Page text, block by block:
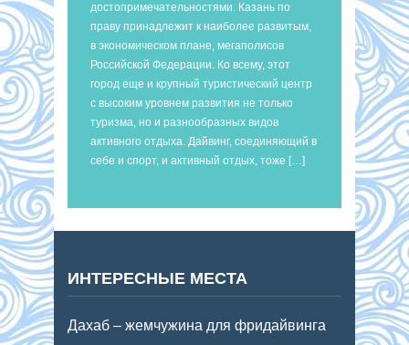
достопримечательностями. Казань по
праву принадлежит к наиболее развитым,
в экономическом плане, мегаполисов
Российской Федерации. Ко всему, этот
город еще и крупный туристический центр
с высоким уровнем развития не только
туризма, но и разнообразных видов
активного отдыха. Дайвинг, соединяющий в
себе и спорт, и активный отдых, тоже […]
ИНТЕРЕСНЫЕ МЕСТА
Дахаб – жемчужина для фридайвинга